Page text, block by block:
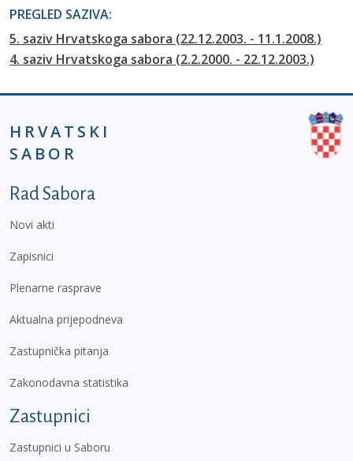
PREGLED SAZIVA:
5. saziv Hrvatskoga sabora (22.12.2003. - 11.1.2008.)
4. saziv Hrvatskoga sabora (2.2.2000. - 22.12.2003.)
HRVATSKI
SABOR
Podnožje prvi izbornik
Rad Sabora
Novi akti
Zapisnici
Plenarne rasprave
Aktualna prijepodneva
Zastupnička pitanja
Zakonodavna statistika
Zastupnici
Zastupnici u Saboru